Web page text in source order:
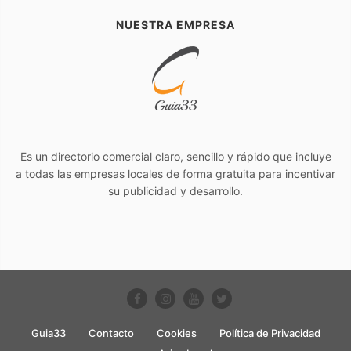
NUESTRA EMPRESA
Es un directorio comercial claro, sencillo y rápido que incluye
a todas las empresas locales de forma gratuita para incentivar
su publicidad y desarrollo.
Guia33 Contacto Cookies
Política de Privacidad